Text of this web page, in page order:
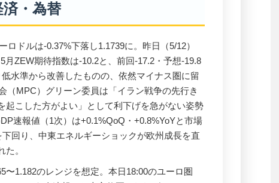
・為替
ロドルは-0.37%下落し1.1739に。昨日（5/12）
月ZEW期待指数は-10.2と、前回-17.2・予想-19.8
水準から改善したものの、依然マイナス圏に留
（MPC）グリーン委員は「イラン戦争の先行き
起こした方がよい」として利下げを急がない姿勢
速報値（1次）は+0.1%QoQ・+0.8%YoYと市場
回り、中東エネルギーショックが欧州成長を直
。
〜1.182のレンジを想定。本日18:00のユーロ圏